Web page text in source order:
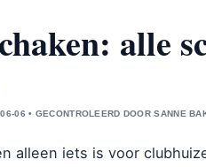
alle
06 • GECONTROLEERD DOOR SANNE
alleen iets is voor